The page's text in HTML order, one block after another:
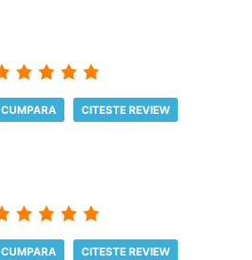
CUMPARA CITESTE REVIEW
CUMPARA CITESTE REVIEW